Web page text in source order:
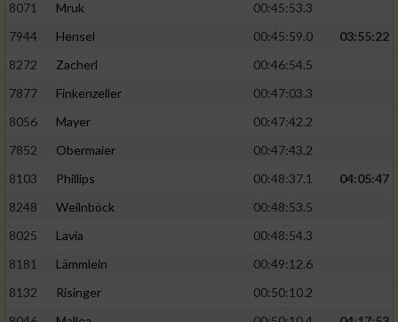
8071
Mruk
00:45:53.3
7944
Hensel 00:45:59.0
03:55:22
8272
Zacherl
00:46:54.5
7877
Finkenzeller
00:47:03.3
8056
Mayer
00:47:42.2
7852
Obermaier
00:47:43.2
8103
Phillips 00:48:37.1
04:05:47
8248
Weilnböck
00:48:53.5
8025
Lavia
00:48:54.3
8181
Lämmlein
00:49:12.6
8132
Risinger
00:50:10.2